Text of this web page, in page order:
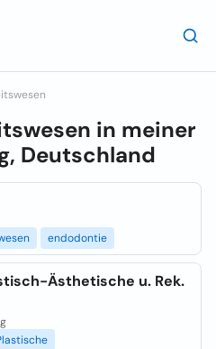
in meiner
Deutschland
endodontie
Ästhetische u. Rek.